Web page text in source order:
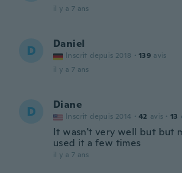
il y a 7 ans
D Daniel
Inscrit depuis 2018 · 139 avis
il y a 7 ans
D Diane
Inscrit depuis 2014 · 42 avis · 13
It wasn't very well but but
used it a few times
il y a 7 ans